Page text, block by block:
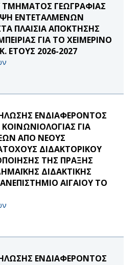
ΓΕΩΓΡΑΦΙΑΣ
ΕΝΤΕΤΑΛΜΕΝΩΝ
ΠΛΑΙΣΙΑ ΑΠΟΚΤΗΣΗΣ
ΓΙΑ ΤΟ ΧΕΙΜΕΡΙΝΟ
ΕΤΟΥΣ 2026-2027
ΕΝΔΙΑΦΕΡΟΝΤΟΣ
ΓΙΑ
ΑΠΟ ΝΕΟΥΣ
ΔΙΔΑΚΤΟΡΙΚΟΥ
ΤΗΣ ΠΡΑΞΗΣ
ΔΙΔΑΚΤΙΚΗΣ
ΑΙΓΑΙΟΥ ΤΟ
ΕΝΔΙΑΦΕΡΟΝΤΟΣ